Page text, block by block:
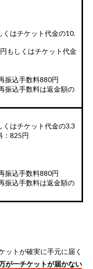
はチケット代金の10.
もしくはチケット代金
振込手数料880円
振込手数料は返金額の
はチケット代金の3.3
：825円
振込手数料880円
振込手数料は返金額の
ットが確実に手元に届く
が一チケットが届かない